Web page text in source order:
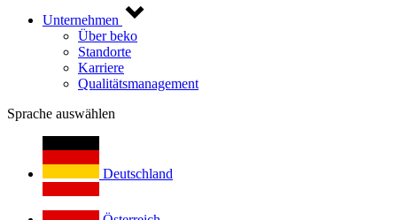
Unternehmen
Über beko
Standorte
Karriere
Qualitätsmanagement
Sprache auswählen
Deutschland